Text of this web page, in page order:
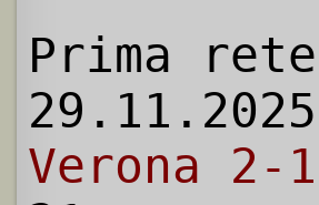
Prima
Verona 2-1